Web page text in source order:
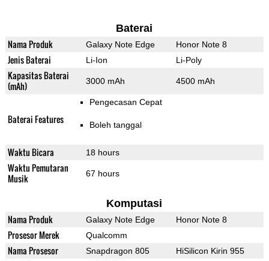
Baterai
Nama Produk Galaxy Note Edge Honor Note 8
Jenis Baterai Li-Ion Li-Poly
Kapasitas Baterai
(mAh)
3000 mAh 4500 mAh
Baterai Features
Pengecasan Cepat
Boleh tanggal
Waktu Bicara 18 hours
Waktu Pemutaran
Musik
67 hours
Komputasi
Nama Produk Galaxy Note Edge Honor Note 8
Prosesor Merek Qualcomm
Nama Prosesor Snapdragon 805 HiSilicon Kirin 955